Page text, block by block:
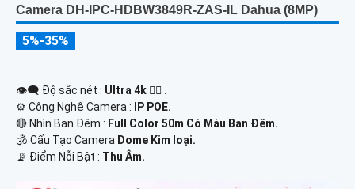
Camera DH-IPC-HDBW3849R-ZAS-IL Dahua (8MP)
5%-35%
👁️‍🗨 Độ sắc nét : Ultra 4k 👍🏾 .
⚙ Công Nghệ Camera :
IP POE.
🔴 Nhìn Ban Đêm : Full Color 50m Có Màu Ban Ðêm.
🕉️ Cấu Tạo Camera Dome Kim loại.
️📡 Điểm Nỗi Bật : Thu Âm.